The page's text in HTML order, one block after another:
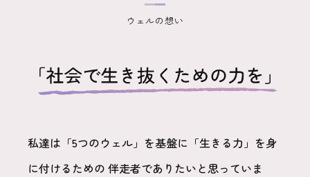
ウェルの想い
私達は「5つのウェル」を基盤に「生きる力」を身
に付けるための 伴走者でありたいと思っていま